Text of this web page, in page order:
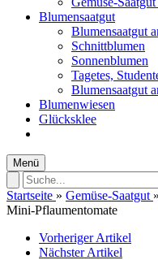
Blumensaatgut
Blumensaatgut
Schnittblumen
Sonnenblumen
Tagetes,
Blumensaatgut
Blumenwiesen
Glücksklee
Menü
Startseite » Gemüse-Saatgut »
Mini-Pflaumentomate
Vorheriger Artikel
Nächster Artikel